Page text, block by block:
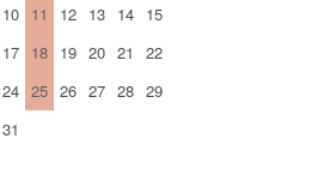
10 11 12 13 14 15
17 18 19 20 21
22
24 25 26 27 28 29
31